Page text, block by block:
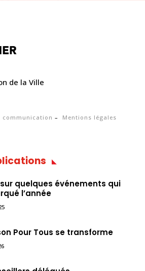
de la Ville
communication – Mentions légales
quelques événements qui
l’année
Pour Tous se transforme